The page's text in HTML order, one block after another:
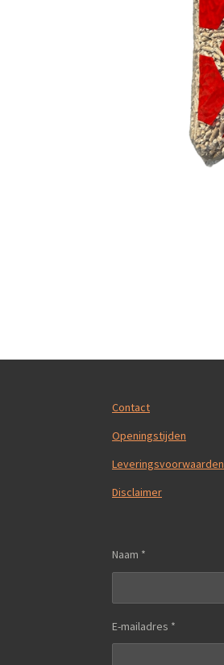
Contact
Openingstijden
Leveringsvoorwaarden
Disclaimer
Naam *
E-mailadres *